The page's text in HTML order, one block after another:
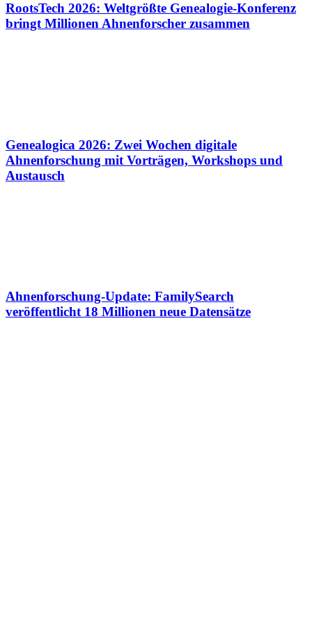
RootsTech 2026: Weltgrößte Genealogie-Konferenz
bringt Millionen Ahnenforscher zusammen
Genealogica 2026: Zwei Wochen digitale
Ahnenforschung mit Vorträgen, Workshops und
Austausch
Ahnenforschung-Update: FamilySearch
veröffentlicht 18 Millionen neue Datensätze